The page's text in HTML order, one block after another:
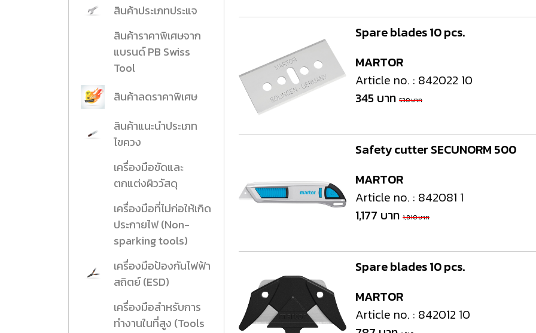
สินค้าประเภทประแจ
สินค้าราคาพิเศษจาก
แบรนด์ PB Swiss
Tool
สินค้าลดราคาพิเศษ
สินค้าแนะนำประเภท
ไขควง
เครื่องมือขัดและ
ตกแต่งผิววัสดุ
เครื่องมือที่ไม่ก่อให้เกิด
ประกายไฟ (Non-
sparking tools)
เครื่องมือป้องกันไฟฟ้า
สถิตย์ (ESD)
เครื่องมือสำหรับการ
ทำงานในที่สูง (Tools
MARTOR
Spare blades 10 pcs.
Article no. : 842022 10
345 บาท 530 บาท
MARTOR
Safety cutter SECUNORM 500
Article no. : 842081 1
1,177 บาท 1,810 บาท
MARTOR
Spare blades 10 pcs.
Article no. : 842012 10